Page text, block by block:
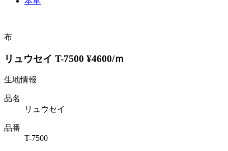
布
リュウセイ T-7500 ¥4600/ｍ
生地情報
品名
リュウセイ
品番
T-7500